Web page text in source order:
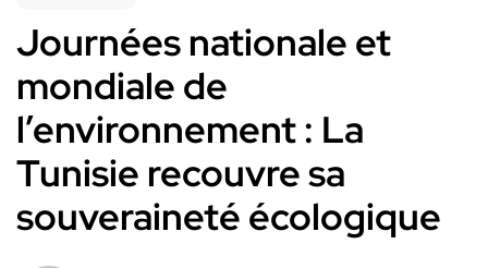
Journées nationale et
mondiale de
l’environnement : La
Tunisie recouvre sa
souveraineté écologique